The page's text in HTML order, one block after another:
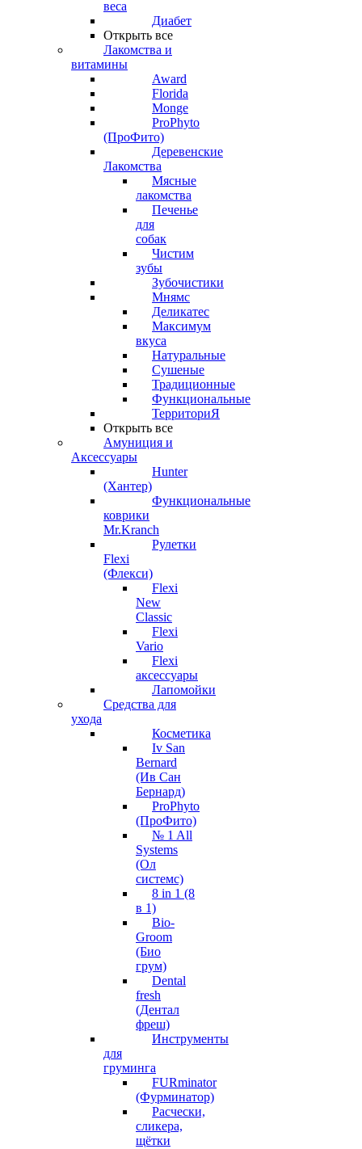
веса
Диабет
Открыть все
Лакомства и
витамины
Award
Florida
Monge
ProPhyto
(ПроФито)
Деревенские
Лакомства
Мясные
лакомства
Печенье
для
собак
Чистим
зубы
Зубочистики
Мнямс
Деликатес
Максимум
вкуса
Натуральные
Сушеные
Традиционные
Функциональные
ТерриториЯ
Открыть все
Амуниция и
Аксессуары
Hunter
(Хантер)
Функциональные
коврики
Mr.Kranch
Рулетки
Flexi
(Флекси)
Flexi
New
Classic
Flexi
Vario
Flexi
аксессуары
Лапомойки
Средства для
ухода
Косметика
Iv San
Bernard
(Ив Сан
Бернард)
ProPhyto
(ПроФито)
№ 1 All
Systems
(Ол
системс)
8 in 1 (8
в 1)
Bio-
Groom
(Био
грум)
Dental
fresh
(Дентал
фреш)
Инструменты
для
груминга
FURminator
(Фурминатор)
Расчески,
сликера,
щётки